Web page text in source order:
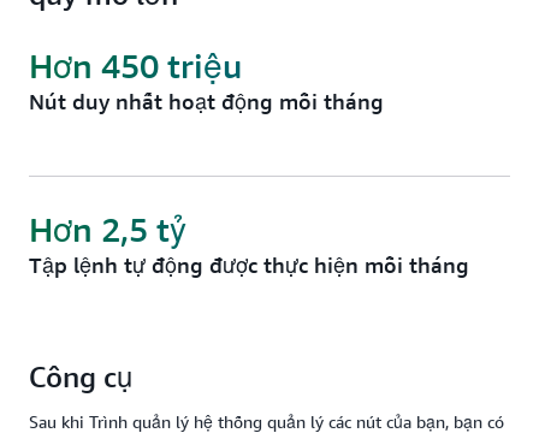
sổ đăng ký, quản lý người dùng cũng như cài đặt
phần mềm và bản vá.
lịch chẩn đoán chạy tự động để xác định các sự cố
của Tác tử SSM. Sau đó, bạn có thể khắc phục sự cố
bằng các tài liệu vận hành được xác định trước. Sau
việc đã ghi và chạy lệnh từ xa.
Nút duy nhất hoạt động mỗi tháng
Hơn 450 triệu
Tập lệnh tự động được thực hiện mỗi tháng
Hơn 2,5 tỷ
Công cụ
Sau khi Trình quản lý hệ thống quản lý các nút của bạn, bạn có